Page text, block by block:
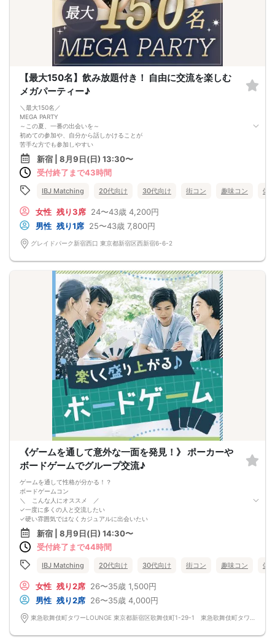
【最大150名】飲み放題付き！ 自由に交流を楽しむ
メガパーティー♪
＼最大150名／
MEGA PARTY
～この夏、一番の出会いを～
初めての参加や、自分から話しかけることが
苦手な方でも参加しやすい
3つの交流コンテンツ！
➀カラーバンド
受付でカラーバンドを配布！
カラーバンドを使った交流も♡
条件に当てはまったお相手を探して
ビンゴを目指す！
ビンゴになった方には景品があるかも
一定のお時間がきたらシャッフル！
イベント中は、
アルコール＆ソフトドリンクが飲み放題！
ほろ酔い気分で心地よい空間をお届け
新宿 | 8月9日(日) 13:30〜
受付終了まで43時間
IBJ Matching 20代向け 30代向け 街コン 趣味コン 体
女性 残り3席 24〜43歳 4,200円
男性 残り1席 25〜43歳 7,800円
グレイドパーク新宿西口 東京都新宿区西新宿6-6-2
《ゲームを通して意外な一面を発見！》 ポーカーや
ボードゲームでグループ交流♪
ゲームを通して性格が分かる！？
ボードゲームコン
＼ こんな人にオススメ ／
✓一度に多くの人と交流したい
✓硬い雰囲気ではなくカジュアルに出会いたい
✓お付き合いする上で内面を重視したい
当日はポーカーやバカラ
カードゲームなどをご用意♪
初参加・一人参加大歓迎！
新宿 | 8月9日(日) 14:30〜
受付終了まで44時間
IBJ Matching 20代向け 30代向け 街コン 趣味コン 体
女性 残り2席 26〜35歳 1,500円
男性 残り2席 26〜35歳 4,000円